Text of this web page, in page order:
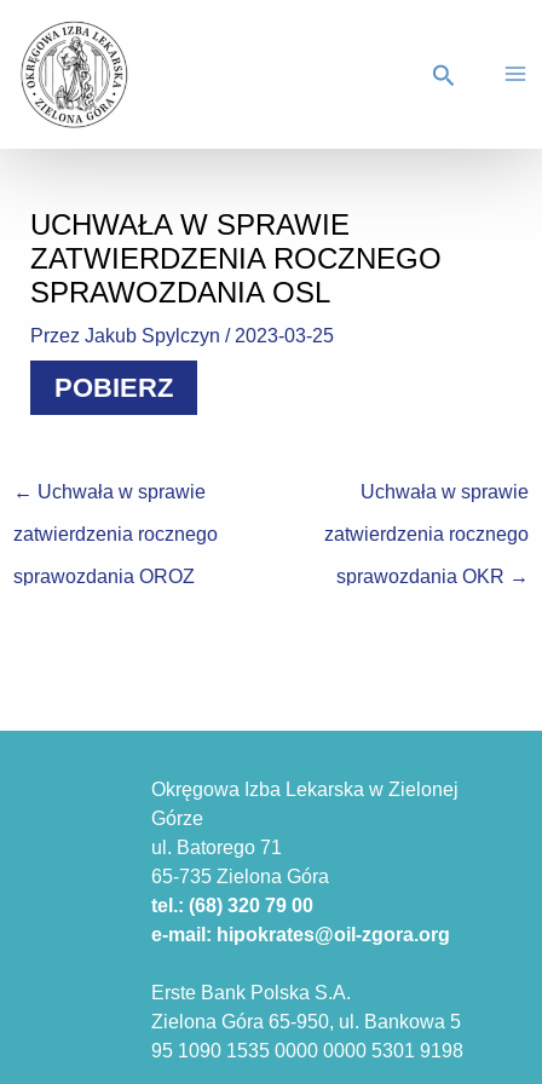
UCHWAŁA W SPRAWIE
ZATWIERDZENIA ROCZNEGO
SPRAWOZDANIA OSL
PrzezJakub Spylczyn/ 2023-03-25
POBIERZ
← Uchwała w sprawie
zatwierdzenia rocznego
sprawozdania OROZ
Uchwała w sprawie
zatwierdzenia rocznego
sprawozdania OKR →
Okręgowa Izba Lekarska w Zielonej
Górze
ul. Batorego 71
65-735 Zielona Góra
tel.: (68) 320 79 00
e-mail: hipokrates@oil-zgora.org
Erste Bank Polska S.A.
Zielona Góra 65-950, ul. Bankowa 5
95 1090 1535 0000 0000 5301 9198